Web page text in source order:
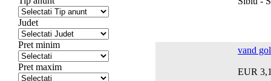
Judet
Pret minim
Pret maxim
vand
EUR